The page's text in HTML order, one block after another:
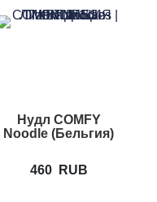
Нудл COMFY
Noodle (Бельгия)
460 RUB